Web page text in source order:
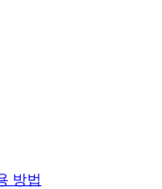
방법